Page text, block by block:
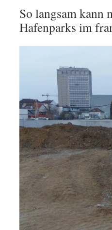
So langsam kann
Hafenparks im